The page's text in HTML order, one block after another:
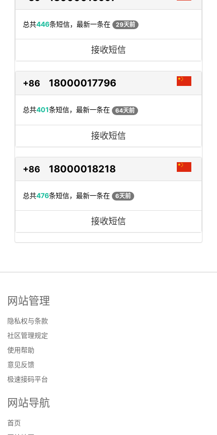
总共446条短信，最新一条在 29天前
接收短信
+86 18000017796
总共401条短信，最新一条在 64天前
接收短信
+86 18000018218
总共476条短信，最新一条在 6天前
接收短信
网站管理
隐私权与条款
社区管理规定
使用帮助
意见反馈
极速接码平台
网站导航
首页